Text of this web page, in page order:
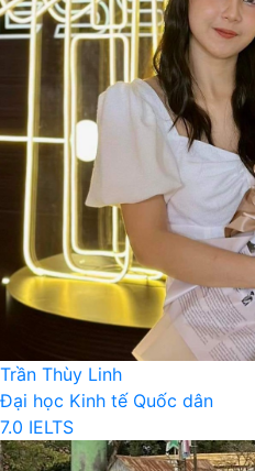
Trần Thùy Linh
Đại học Kinh tế Quốc dân
7.0 IELTS